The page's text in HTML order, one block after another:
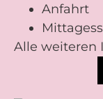
Anfahrt
Alle weiteren